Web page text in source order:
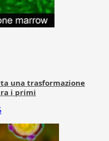
una trasformazione
i primi